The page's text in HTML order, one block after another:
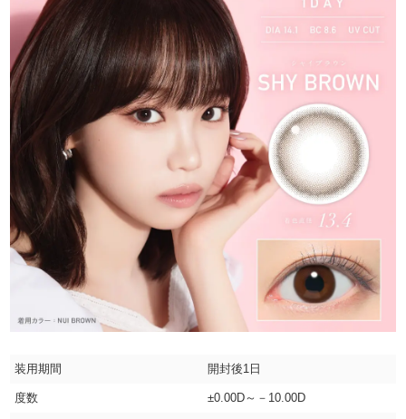
装用期間 開封後1日
度数 ±0.00D～－10.00D